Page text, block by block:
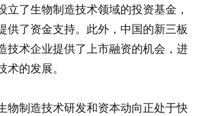
立了生物制造技术领域的投资基金，
供了资金支持。此外，中国的新三板
技术企业提供了上市融资的机会，进
的发展。
制造技术研发和资本动向正处于快